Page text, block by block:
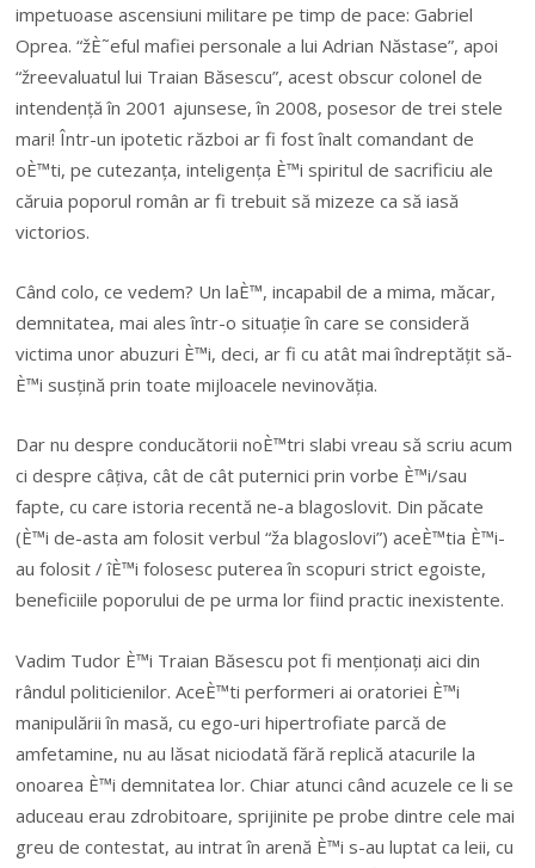
impetuoase ascensiuni militare pe timp de pace: Gabriel
Oprea. “žÈ˜eful mafiei personale a lui Adrian Năstase”, apoi
“žreevaluatul lui Traian Băsescu”, acest obscur colonel de
intendență în 2001 ajunsese, în 2008, posesor de trei stele
mari! Într-un ipotetic război ar fi fost înalt comandant de
oÈ™ti, pe cutezanța, inteligența È™i spiritul de sacrificiu ale
căruia poporul român ar fi trebuit să mizeze ca să iasă
victorios.
Când colo, ce vedem? Un laÈ™, incapabil de a mima, măcar,
demnitatea, mai ales într-o situație în care se consideră
victima unor abuzuri È™i, deci, ar fi cu atât mai îndreptățit să-
È™i susțină prin toate mijloacele nevinovăția.
Dar nu despre conducătorii noÈ™tri slabi vreau să scriu acum
ci despre câțiva, cât de cât puternici prin vorbe È™i/sau
fapte, cu care istoria recentă ne-a blagoslovit. Din păcate
(È™i de-asta am folosit verbul “ža blagoslovi”) aceÈ™tia È™i-
au folosit / îÈ™i folosesc puterea în scopuri strict egoiste,
beneficiile poporului de pe urma lor fiind practic inexistente.
Vadim Tudor È™i Traian Băsescu pot fi menționați aici din
rândul politicienilor. AceÈ™ti performeri ai oratoriei È™i
manipulării în masă, cu ego-uri hipertrofiate parcă de
amfetamine, nu au lăsat niciodată fără replică atacurile la
onoarea È™i demnitatea lor. Chiar atunci când acuzele ce li se
aduceau erau zdrobitoare, sprijinite pe probe dintre cele mai
greu de contestat, au intrat în arenă È™i s-au luptat ca leii, cu